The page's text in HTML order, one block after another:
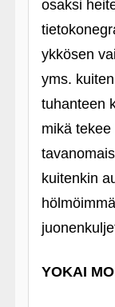
osaksi
ykkösen
yms.
tuhanteen
mikä
kuitenkin
YOKAI